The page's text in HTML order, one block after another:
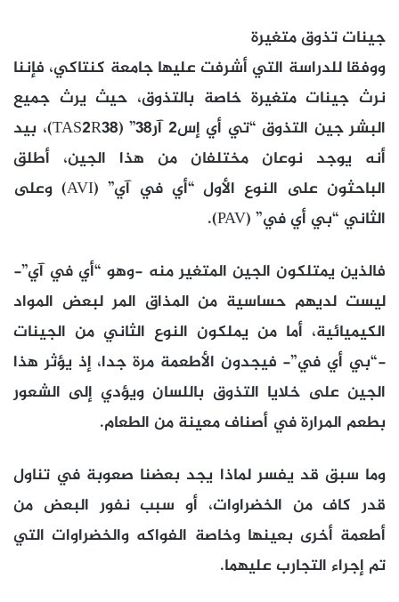
جينات تذوق متغيرة
ووفقا للدراسة التي أشرفت عليها جامعة كنتاكي، فإننا
نرث جينات متغيرة خاصة بالتذوق، حيث يرث جميع
البشر جين التذوق “تي أي إس2 آر38” (TAS2R38)، بيد
أنه يوجد نوعان مختلفان من هذا الجين، أطلق
الباحثون على النوع الأول “أي في آي” (AVI) وعلى
الثاني “بي أي في” (PAV).
فالذين يمتلكون الجين المتغير منه -وهو “أي في آي”-
ليست لديهم حساسية من المذاق المر لبعض المواد
الكيميائية، أما من يملكون النوع الثاني من الجينات
-“بي أي في”- فيجدون الأطعمة مرة جدا، إذ يؤثر هذا
الجين على خلايا التذوق باللسان ويؤدي إلى الشعور
بطعم المرارة في أصناف معينة من الطعام.
وما سبق قد يفسر لماذا يجد بعضنا صعوبة في تناول
قدر كاف من الخضراوات، أو سبب نفور البعض من
أطعمة أخرى بعينها وخاصة الفواكه والخضراوات التي
تم إجراء التجارب عليهما.